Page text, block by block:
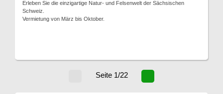
Erleben Sie die einzigartige Natur- und Felsenwelt der Sächsischen
Schweiz.
Vermietung von März bis Oktober.
Seite 1/22